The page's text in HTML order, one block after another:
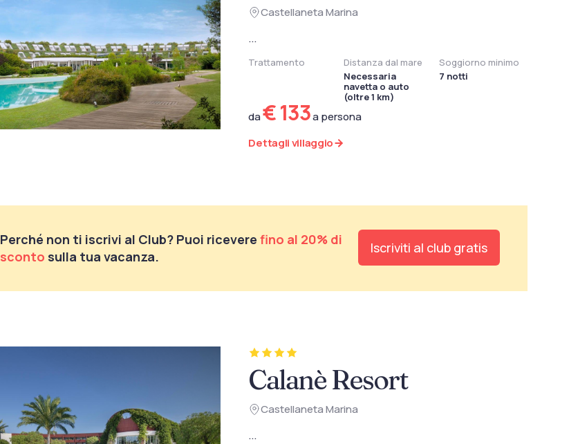
Castellaneta Marina
...
Trattamento
Distanza dal mare
Necessaria
navetta o auto
(oltre 1 km)
Soggiorno minimo
7 notti
da€ 133a persona
Dettagli villaggio
Perché non ti iscrivi al Club? Puoi ricevere fino al 20% di
sconto sulla tua vacanza.
Iscriviti al club gratis
Calanè Resort
Castellaneta Marina
...